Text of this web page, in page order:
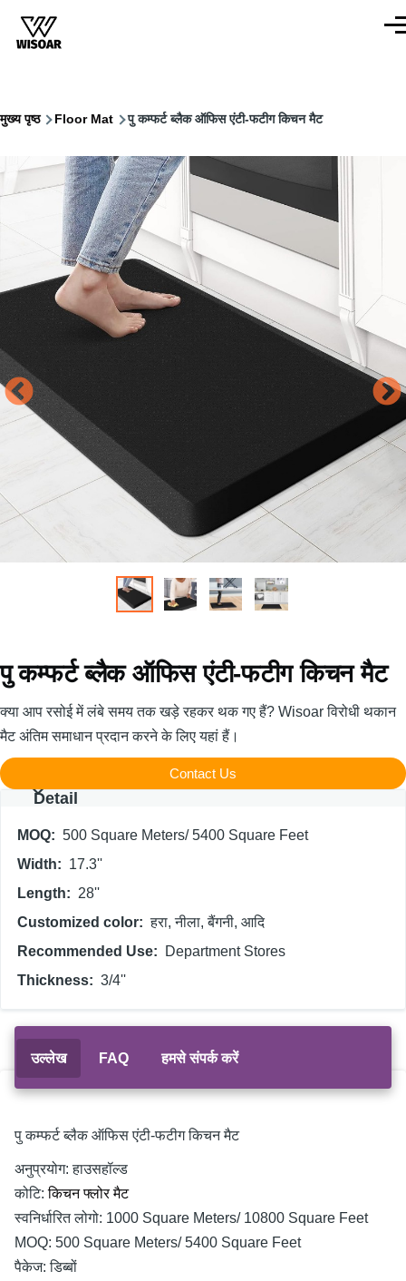
सूची
पग
मुख्य पृष्ठ Floor Mat पु कम्फर्ट ब्लैक ऑफिस एंटी-फटीग किचन मैट
पु कम्फर्ट ब्लैक ऑफिस एंटी-फटीग किचन मैट
क्या आप रसोई में लंबे समय तक खड़े रहकर थक गए हैं? Wisoar विरोधी थकान
मैट अंतिम समाधान प्रदान करने के लिए यहां हैं।
Contact Us
Detail
MOQ
500 Square Meters/ 5400 Square Feet
Width
17.3''
Length
28''
Customized color
हरा, नीला, बैंगनी, आदि
Recommended Use
Department Stores
Thickness
3/4''
उल्लेख FAQ हमसे संपर्क करें
पु कम्फर्ट ब्लैक ऑफिस एंटी-फटीग किचन मैट
अनुप्रयोग:हाउसहॉल्ड
कोटि:किचन फ्लोर मैट
स्वनिर्धारित लोगो: 1000 Square Meters/ 10800 Square Feet
MOQ: 500 Square Meters/ 5400 Square Feet
पैकेज:डिब्बों